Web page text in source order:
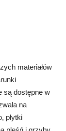
materiałów
są dostępne w
na
płytki